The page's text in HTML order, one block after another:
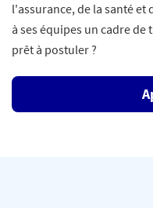
l'assurance, de la santé
à ses équipes un cadre
prêt à postuler ?